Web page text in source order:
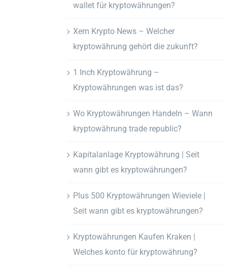
wallet für kryptowährungen?
Xem Krypto News – Welcher
kryptowährung gehört die zukunft?
1 Inch Kryptowährung –
Kryptowährungen was ist das?
Wo Kryptowährungen Handeln – Wann
kryptowährung trade republic?
Kapitalanlage Kryptowährung | Seit
wann gibt es kryptowährungen?
Plus 500 Kryptowährungen Wieviele |
Seit wann gibt es kryptowährungen?
Kryptowährungen Kaufen Kraken |
Welches konto für kryptowährung?